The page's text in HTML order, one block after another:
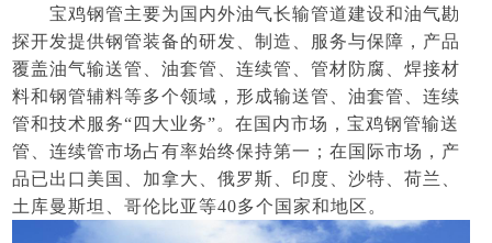
宝鸡钢管主要为国内外油气长输管道建设和油气勘
探开发提供钢管装备的研发、制造、服务与保障，产品
覆盖油气输送管、油套管、连续管、管材防腐、焊接材
料和钢管辅料等多个领域，形成输送管、油套管、连续
管和技术服务“四大业务”。在国内市场，宝鸡钢管输送
管、连续管市场占有率始终保持第一；在国际市场，产
品已出口美国、加拿大、俄罗斯、印度、沙特、荷兰、
土库曼斯坦、哥伦比亚等40多个国家和地区。